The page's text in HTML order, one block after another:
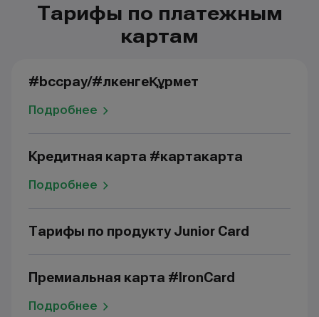
Тарифы по платежным
картам
#bccpay/#ҮлкенгеҚұрмет
Подробнее
Кредитная карта #картакарта
Подробнее
Тарифы по продукту Junior Card
Премиальная карта #IronCard
Подробнее